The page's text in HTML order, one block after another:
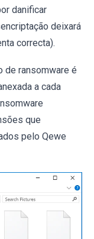
danificar
deixará
correcta).
de ransomware é
a cada
que
pelo Qewe